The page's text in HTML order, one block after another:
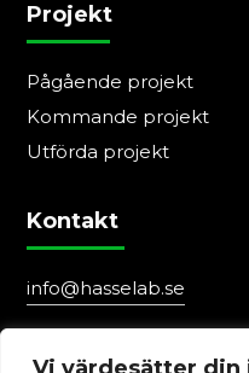
Projekt
Pågående projekt
Kommande projekt
Utförda projekt
Kontakt
info@hasselab.se